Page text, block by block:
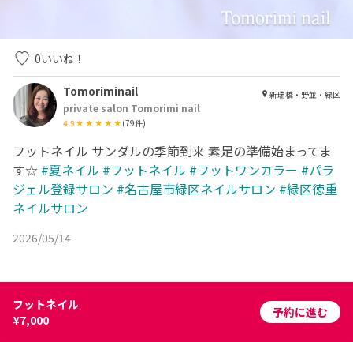
0いいね！
Tomoriminail
private salon Tomorimi nail
4.9 (79件)
新瑞橋・野並・緑区
フットネイル サンダルの季節到来 素足の準備始まってま
す☆ #夏ネイル #フットネイル #フットワンカラー #パラ
ジェル登録サロン #名古屋市緑区ネイルサロン #緑区徳重
ネイルサロン
2026/05/14
フットネイル
¥7,000
予約に進む